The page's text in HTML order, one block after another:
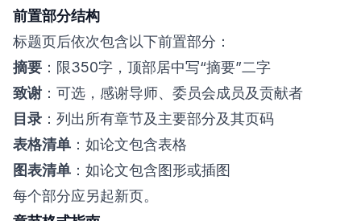
前置部分结构
标题页后依次包含以下前置部分：
摘要 ：限350字，顶部居中写“摘要”二字
致谢 ：可选，感谢导师、委员会成员及贡献者
目录 ：列出所有章节及主要部分及其页码
表格清单 ：如论文包含表格
图表清单 ：如论文包含图形或插图
每个部分应另起新页。